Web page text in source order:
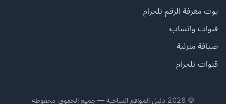
بوت معرفة الرقم تلجرام
قنوات واتساب
ضيافة منزلية
قنوات تلجرام
© 2026 دليل المواقع الساخنة — جميع الحقوق محفوظة